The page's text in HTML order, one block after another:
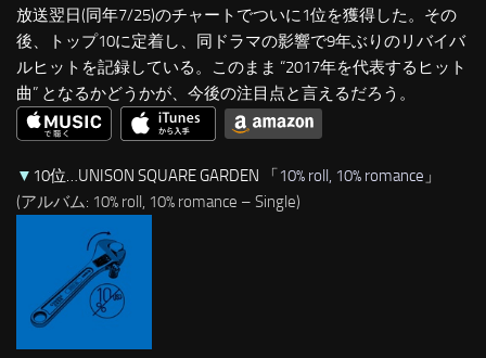
放送翌日(同年7/25)のチャートでついに1位を獲得した。その
後、トップ10に定着し、同ドラマの影響で9年ぶりのリバイバ
ルヒットを記録している。このまま “2017年を代表するヒット
曲” となるかどうかが、今後の注目点と言えるだろう。
▼ 10位…UNISON SQUARE GARDEN 「10% roll, 10% romance 」
(アルバム: 10% roll, 10% romance – Single)